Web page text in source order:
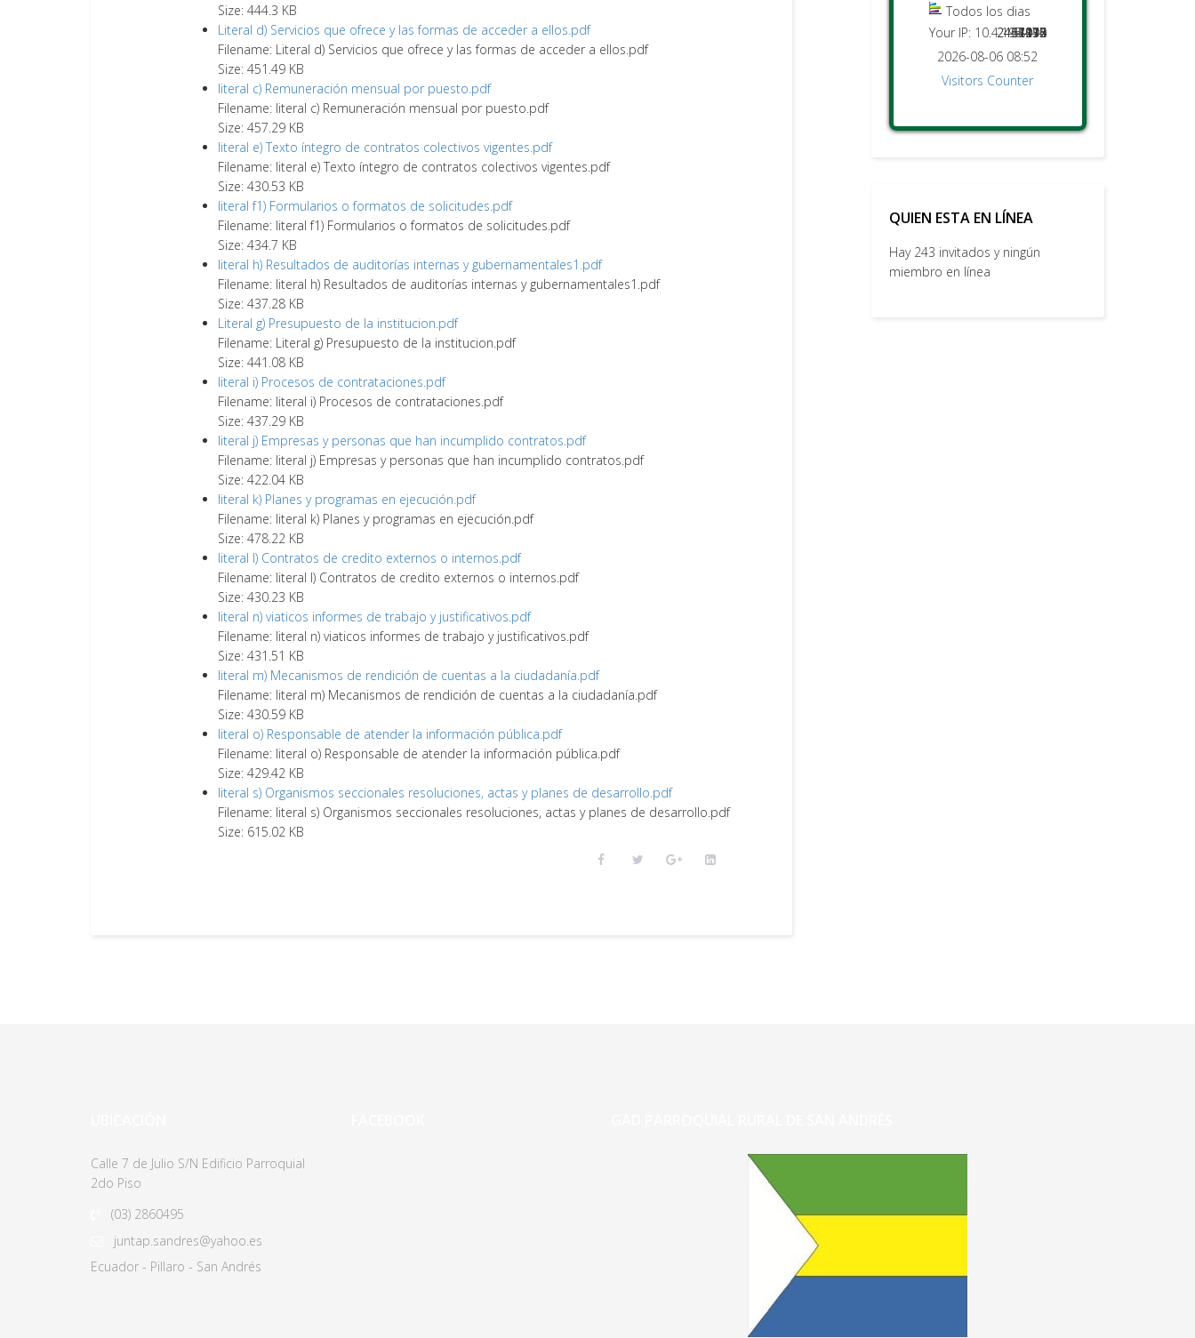
Size: 444.3 KB
Literal d) Servicios que ofrece y las formas de acceder a ellos.pdf
Filename: Literal d) Servicios que ofrece y las formas de acceder a ellos.pdf
Size: 451.49 KB
literal c) Remuneración mensual por puesto.pdf
Filename: literal c) Remuneración mensual por puesto.pdf
Size: 457.29 KB
literal e) Texto íntegro de contratos colectivos vigentes.pdf
Filename: literal e) Texto íntegro de contratos colectivos vigentes.pdf
Size: 430.53 KB
literal f1) Formularios o formatos de solicitudes.pdf
Filename: literal f1) Formularios o formatos de solicitudes.pdf
Size: 434.7 KB
literal h) Resultados de auditorías internas y gubernamentales1.pdf
Filename: literal h) Resultados de auditorías internas y gubernamentales1.pdf
Size: 437.28 KB
Literal g) Presupuesto de la institucion.pdf
Filename: Literal g) Presupuesto de la institucion.pdf
Size: 441.08 KB
literal i) Procesos de contrataciones.pdf
Filename: literal i) Procesos de contrataciones.pdf
Size: 437.29 KB
literal j) Empresas y personas que han incumplido contratos.pdf
Filename: literal j) Empresas y personas que han incumplido contratos.pdf
Size: 422.04 KB
literal k) Planes y programas en ejecución.pdf
Filename: literal k) Planes y programas en ejecución.pdf
Size: 478.22 KB
literal l) Contratos de credito externos o internos.pdf
Filename: literal l) Contratos de credito externos o internos.pdf
Size: 430.23 KB
literal n) viaticos informes de trabajo y justificativos.pdf
Filename: literal n) viaticos informes de trabajo y justificativos.pdf
Size: 431.51 KB
literal m) Mecanismos de rendición de cuentas a la ciudadanía.pdf
Filename: literal m) Mecanismos de rendición de cuentas a la ciudadanía.pdf
Size: 430.59 KB
literal o) Responsable de atender la información pública.pdf
Filename: literal o) Responsable de atender la información pública.pdf
Size: 429.42 KB
literal s) Organismos seccionales resoluciones, actas y planes de desarrollo.pdf
Filename: literal s) Organismos seccionales resoluciones, actas y planes de desarrollo.pdf
Size: 615.02 KB
Todos los dias
397
1274
4940
2451476
8133
44015
2467412
Your IP: 10.4.195.132
2026-08-06 08:52
Visitors Counter
QUIEN ESTA EN LÍNEA
Hay 243 invitados y ningún
miembro en línea
Calle 7 de Julio S/N Edificio Parroquial
2do Piso
(03) 2860495
juntap.sandres@yahoo.es
Ecuador - Pillaro - San Andrés